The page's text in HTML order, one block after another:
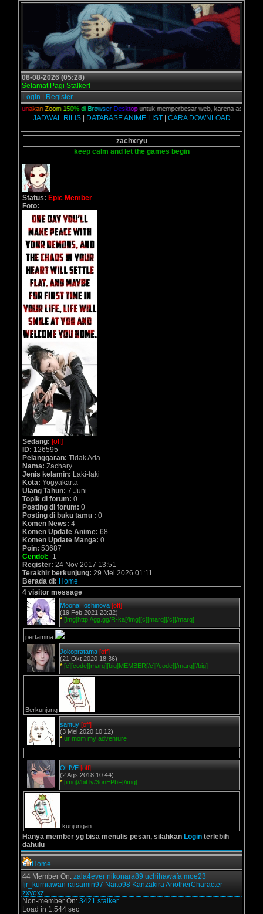
08-08-2026 (05:28)
Selamat Pagi Stalker!
Login
Register
akan Zoom 15 0% di Browser De sktopuntuk memperbesar web, karena aslinya web
JADWAL RILIS| DATABASE ANIME LIST| CARA DOWNLOAD
zachxryu
keep calm and let the games begin
Status: Epic Member
Foto:
Sedang: [off]
ID: 126595
Pelanggaran: Tidak Ada
Nama: Zachary
Jenis kelamin: Laki-laki
Kota: Yogyakarta
Ulang Tahun: 7 Juni
Topik di forum: 0
Posting di forum: 0
Posting di buku tamu : 0
Komen News: 4
Komen Update Anime: 68
Komen Update Manga: 0
Poin: 53687
Cendol: -1
Register: 24 Nov 2017 13:51
Terakhir berkunjung: 29 Mei 2026 01:11
Berada di: Home
4 visitor message
MoonaHoshinova [off]
(19 Feb 2021 23:32)
* [img]http://gg.gg/R-ka[/img][c][marq][/c][/marq]
pertamina
Jokopratama [off]
(21 Okt 2020 18:36)
* [c][code][marq][big]MEMBER[/c][/code][/marq][/big]
Berkunjung
santuy [off]
(3 Mei 2020 10:12)
* ur mom my adventure
OLIVE [off]
(2 Ags 2018 10:44)
* [img]//bit.ly/3onEPbF[/img]
kunjungan
Hanya member yg bisa menulis pesan, silahkan Login terlebih
dahulu
Home
44 Member On: zala4ever nikonara89 uchihawafa moe23
fjr_kurniawan raisamin97 Naito98 KanzakiraAnotherCharacter
zxyoxz
Non-member On: 3421 stalker.
Load in 1.544 sec